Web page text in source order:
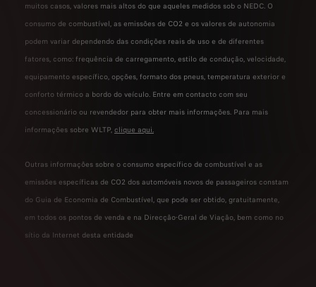
muitos casos, valores mais altos do que aqueles medidos sob o NEDC. O
consumo de combustível, as emissões de CO2 e os valores de autonomia
podem variar dependendo das condições reais de uso e de diferentes
fatores, como: frequência de carregamento, estilo de condução, velocidade,
equipamento específico, opções, formato dos pneus, temperatura exterior e
conforto térmico a bordo do veículo. Entre em contacto com seu
concessionário ou revendedor para obter mais informações. Para mais
informações sobre WLTP, clique aqui.
Outras informações sobre o consumo específico de combustível e as
emissões específicas de CO2 dos automóveis novos de passageiros constam
do Guia de Economia de Combustível, que pode ser obtido, gratuitamente,
em todos os pontos de venda e na Direcção-Geral de Viação, bem como no
sítio da Internet desta entidade